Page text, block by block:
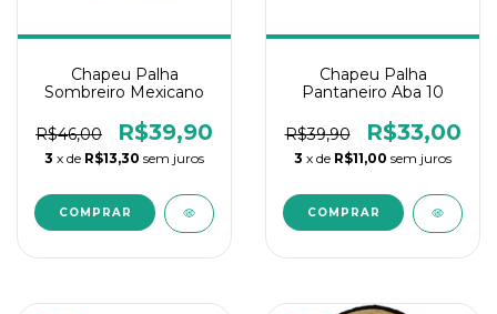
Chapeu Palha
Sombreiro Mexicano
R$46,00 R$39,90
3 x de R$13,30 sem juros
Chapeu Palha
Pantaneiro Aba 10
R$39,90 R$33,00
3 x de R$11,00 sem juros